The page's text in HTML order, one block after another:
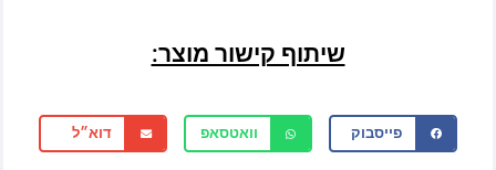
שיתוף קישור מוצר:
פייסבוק וואטסאפ דוא״ל